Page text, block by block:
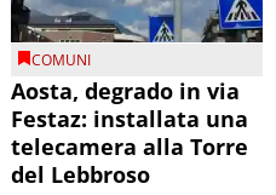
COMUNI
Aosta, degrado in via
Festaz: installata una
telecamera alla Torre
del Lebbroso